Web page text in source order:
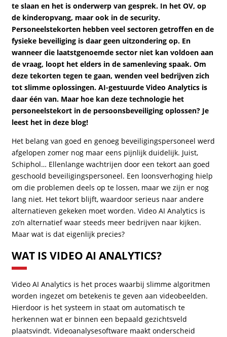
te slaan en het is onderwerp van gesprek. In het OV, op
de kinderopvang, maar ook in de security.
Personeelstekorten hebben veel sectoren getroffen en de
fysieke beveiliging is daar geen uitzondering op. En
wanneer die laatstgenoemde sector niet kan voldoen aan
de vraag, loopt het elders in de samenleving spaak. Om
deze tekorten tegen te gaan, wenden veel bedrijven zich
tot slimme oplossingen. AI-gestuurde Video Analytics is
daar één van. Maar hoe kan deze technologie het
personeelstekort in de persoonsbeveiliging oplossen? Je
leest het in deze blog!
Het belang van goed en genoeg beveiligingspersoneel werd
afgelopen zomer nog maar eens pijnlijk duidelijk. Juist,
Schiphol… Ellenlange wachtrijen door een tekort aan goed
geschoold beveiligingspersoneel. Een loonsverhoging hielp
om die problemen deels op te lossen, maar we zijn er nog
lang niet. Het tekort blijft, waardoor serieus naar andere
alternatieven gekeken moet worden. Video AI Analytics is
zo’n alternatief waar steeds meer bedrijven naar kijken.
Maar wat is dat eigenlijk precies?
WAT IS VIDEO AI ANALYTICS?
Video AI Analytics is het proces waarbij slimme algoritmen
worden ingezet om betekenis te geven aan videobeelden.
Hierdoor is het systeem in staat om automatisch te
herkennen wat er binnen een bepaald gezichtsveld
plaatsvindt. Videoanalysesoftware maakt onderscheid